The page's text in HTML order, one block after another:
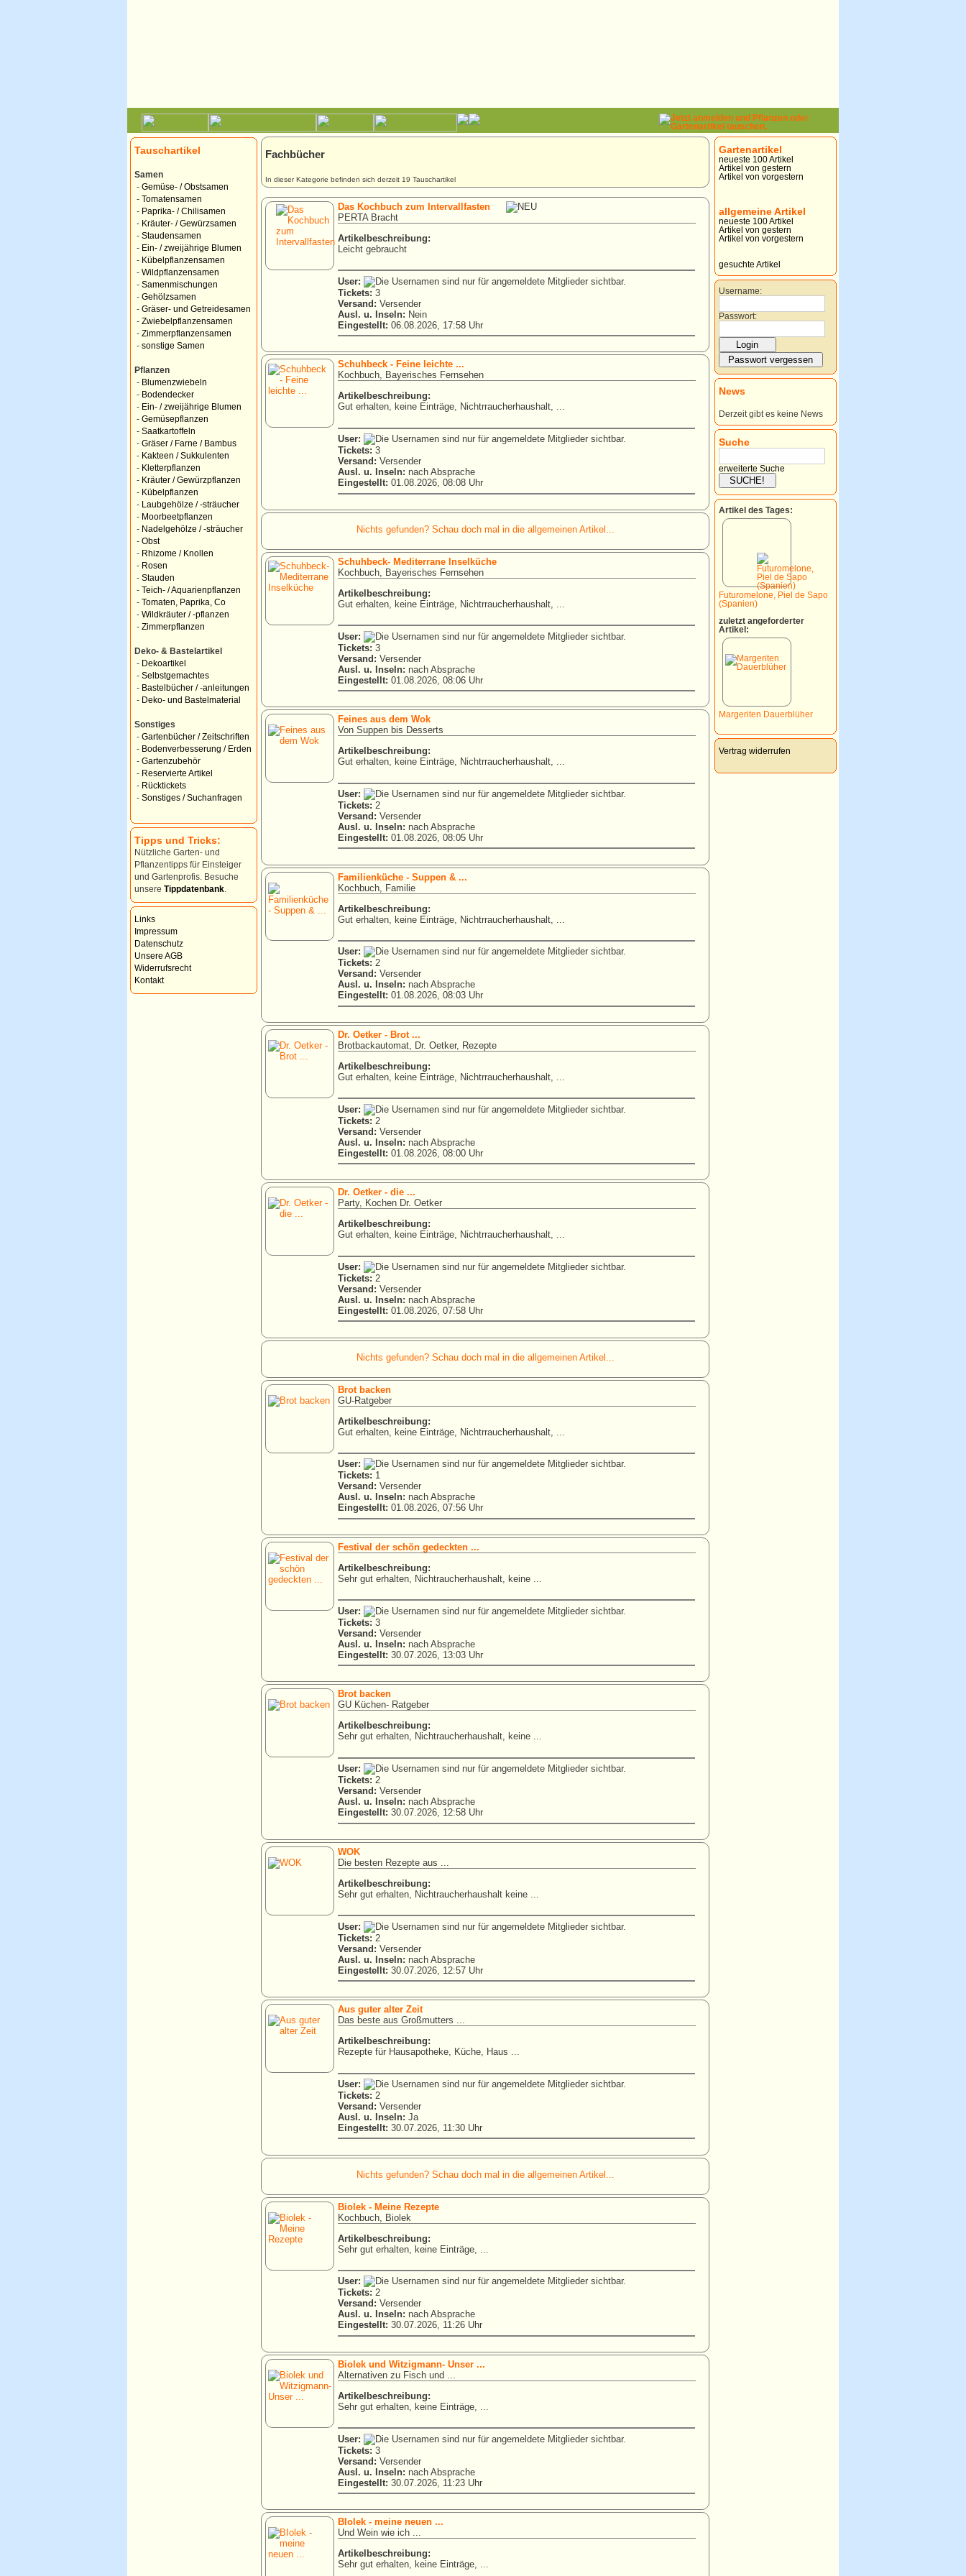
Tauschartikel
Samen
- Gemüse- / Obstsamen
- Tomatensamen
- Paprika- / Chilisamen
- Kräuter- / Gewürzsamen
- Staudensamen
- Ein- / zweijährige Blumen
- Kübelpflanzensamen
- Wildpflanzensamen
- Samenmischungen
- Gehölzsamen
- Gräser- und Getreidesamen
- Zwiebelpflanzensamen
- Zimmerpflanzensamen
- sonstige Samen
Pflanzen
- Blumenzwiebeln
- Bodendecker
- Ein- / zweijährige Blumen
- Gemüsepflanzen
- Saatkartoffeln
- Gräser / Farne / Bambus
- Kakteen / Sukkulenten
- Kletterpflanzen
- Kräuter / Gewürzpflanzen
- Kübelpflanzen
-
Laubgehölze / -sträucher
- Moorbeetpflanzen
- Nadelgehölze / -sträucher
- Obst
- Rhizome / Knollen
- Rosen
- Stauden
- Teich- / Aquarienpflanzen
- Tomaten, Paprika, Co
- Wildkräuter / -pflanzen
- Zimmerpflanzen
Deko- & Bastelartikel
- Dekoartikel
- Selbstgemachtes
- Bastelbücher / -anleitungen
- Deko- und Bastelmaterial
Sonstiges
- Gartenbücher / Zeitschriften
- Bodenverbesserung / Erden
- Gartenzubehör
- Reservierte Artikel
- Rücktickets
- Sonstiges / Suchanfragen
Tipps und Tricks:
Nützliche Garten- und
Pflanzentipps für Einsteiger
und Gartenprofis. Besuche
unsere Tippdatenbank
Links
Impressum
Datenschutz
Unsere AGB
Widerrufsrecht
Kontakt
Fachbücher
In dieser Kategorie befinden sich derzeit 19 Tauschartikel
Das Kochbuch zum Intervallfasten
PERTA Bracht
Artikelbeschreibung:
Leicht gebraucht
User:
Tickets: 3
Versand: Versender
Ausl. u. Inseln: Nein
Eingestellt: 06.08.2026, 17:58 Uhr
Schuhbeck - Feine leichte ...
Kochbuch, Bayerisches Fernsehen
Artikelbeschreibung:
Gut erhalten, keine Einträge, Nichtrraucherhaushalt, ...
User:
Tickets: 3
Versand: Versender
Ausl. u. Inseln: nach Absprache
Eingestellt: 01.08.2026, 08:08 Uhr
Nichts gefunden? Schau doch mal in die allgemeinen Artikel...
Schuhbeck- Mediterrane Inselküche
Kochbuch, Bayerisches Fernsehen
Artikelbeschreibung:
Gut erhalten, keine Einträge, Nichtrraucherhaushalt, ...
User:
Tickets: 3
Versand: Versender
Ausl. u. Inseln: nach Absprache
Eingestellt: 01.08.2026, 08:06 Uhr
Feines aus dem Wok
Von Suppen bis Desserts
Artikelbeschreibung:
Gut erhalten, keine Einträge, Nichtrraucherhaushalt, ...
User:
Tickets: 2
Versand: Versender
Ausl. u. Inseln: nach Absprache
Eingestellt: 01.08.2026, 08:05 Uhr
Familienküche - Suppen & ...
Kochbuch, Familie
Artikelbeschreibung:
Gut erhalten, keine Einträge, Nichtrraucherhaushalt, ...
User:
Tickets: 2
Versand: Versender
Ausl. u. Inseln: nach Absprache
Eingestellt: 01.08.2026, 08:03 Uhr
Dr. Oetker - Brot ...
Brotbackautomat, Dr. Oetker, Rezepte
Artikelbeschreibung:
Gut erhalten, keine Einträge, Nichtrraucherhaushalt, ...
User:
Tickets: 2
Versand: Versender
Ausl. u. Inseln: nach Absprache
Eingestellt: 01.08.2026, 08:00 Uhr
Dr. Oetker - die ...
Party, Kochen Dr. Oetker
Artikelbeschreibung:
Gut erhalten, keine Einträge, Nichtrraucherhaushalt, ...
User:
Tickets: 2
Versand: Versender
Ausl. u. Inseln: nach Absprache
Eingestellt: 01.08.2026, 07:58 Uhr
Nichts gefunden? Schau doch mal in die allgemeinen Artikel...
Brot backen
GU-Ratgeber
Artikelbeschreibung:
Gut erhalten, keine Einträge, Nichtrraucherhaushalt, ...
User:
Tickets: 1
Versand: Versender
Ausl. u. Inseln: nach Absprache
Eingestellt: 01.08.2026, 07:56 Uhr
Festival der schön gedeckten ...
Artikelbeschreibung:
Sehr gut erhalten, Nichtraucherhaushalt, keine ...
User:
Tickets: 3
Versand: Versender
Ausl. u. Inseln: nach Absprache
Eingestellt: 30.07.2026, 13:03 Uhr
Brot backen
GU Küchen- Ratgeber
Artikelbeschreibung:
Sehr gut erhalten, Nichtraucherhaushalt, keine ...
User:
Tickets: 2
Versand: Versender
Ausl. u. Inseln: nach Absprache
Eingestellt: 30.07.2026, 12:58 Uhr
WOK
Die besten Rezepte aus ...
Artikelbeschreibung:
Sehr gut erhalten, Nichtraucherhaushalt keine ...
User:
Tickets: 2
Versand: Versender
Ausl. u. Inseln: nach Absprache
Eingestellt: 30.07.2026, 12:57 Uhr
Aus guter alter Zeit
Das beste aus Großmutters ...
Artikelbeschreibung:
Rezepte für Hausapotheke, Küche, Haus ...
User:
Tickets: 2
Versand: Versender
Ausl. u. Inseln: Ja
Eingestellt: 30.07.2026, 11:30 Uhr
Nichts gefunden? Schau doch mal in die allgemeinen Artikel...
Biolek - Meine Rezepte
Kochbuch, Biolek
Artikelbeschreibung:
Sehr gut erhalten, keine Einträge, ...
User:
Tickets: 2
Versand: Versender
Ausl. u. Inseln: nach Absprache
Eingestellt: 30.07.2026, 11:26 Uhr
Biolek und Witzigmann- Unser ...
Alternativen zu Fisch und ...
Artikelbeschreibung:
Sehr gut erhalten, keine Einträge, ...
User:
Tickets: 3
Versand: Versender
Ausl. u. Inseln: nach Absprache
Eingestellt: 30.07.2026, 11:23 Uhr
BIolek - meine neuen ...
Und Wein wie ich ...
Artikelbeschreibung:
Sehr gut erhalten, keine Einträge, ...
Gartenartikel
neueste 100 Artikel
Artikel von gestern
Artikel von vorgestern
allgemeine Artikel
neueste 100 Artikel
Artikel von gestern
Artikel von vorgestern
gesuchte Artikel
Username:
Passwort:
News
Derzeit gibt es keine News
Suche
erweiterte Suche
Artikel des Tages:
Futuromelone, Piel de Sapo
(Spanien)
zuletzt angeforderter
Artikel:
Margeriten Dauerblüher
Vertrag widerrufen